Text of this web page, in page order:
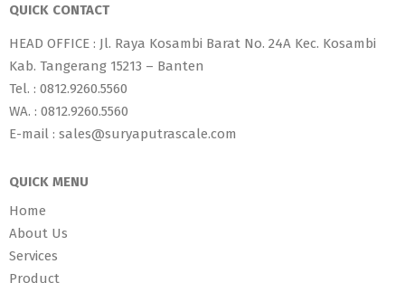
QUICK CONTACT
HEAD OFFICE : Jl. Raya Kosambi Barat No. 24A Kec. Kosambi
Kab. Tangerang 15213 – Banten
Tel. : 0812.9260.5560
WA. : 0812.9260.5560
E-mail : sales@suryaputrascale.com
QUICK MENU
Home
About Us
Services
Product